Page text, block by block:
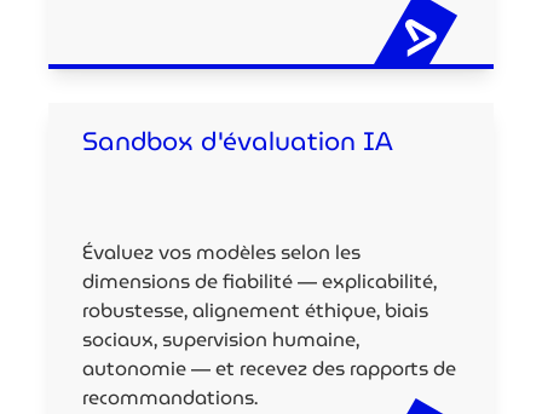
Sandbox d'évaluation IA
Évaluez vos modèles selon les
dimensions de fiabilité — explicabilité,
robustesse, alignement éthique, biais
sociaux, supervision humaine,
autonomie — et recevez des rapports de
recommandations.